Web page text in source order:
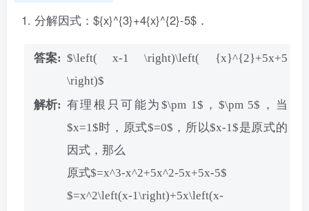
分解因式：${x}^{3}+4{x}^{2}-5$．
$\left( x-1 \right)\left( {x}^{2}+5x+5
\right)$
有理根只可能为$\pm 1$，$\pm 5$，当
$x=1$时，原式$=0$，所以$x-1$是原式的
因式，那么
原式$=x^3-x^2+5x^2-5x+5x-5$
$=x^2\left(x-1\right)+5x\left(x-